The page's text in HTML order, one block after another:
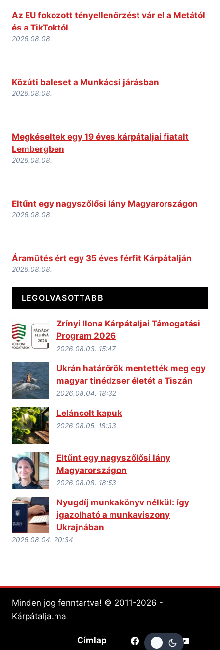
Az EU fokozott tényellenőrzést vár el a Metától
és a TikToktól
2026.08.08.
Közúti baleset a Munkácsi járásban
2026.08.08.
Megkéseltek egy 19 éves kárpátaljai fiatalt
Lembergben
2026.08.08.
Eltűnt egy nagyszőlősi lány Magyarországon
2026.08.08.
Áramütés ért egy 35 éves férfit Kárpátalján
2026.08.08.
LEGOLVASOTTABB
Zrínyi Ilona Kárpátaljai Támogatási
Program 2026
2026.08.03. 15:47
Ukrán határőrök mentették meg egy
magyar tinédzser életét a Tiszán
2026.08.04. 18:32
Leláncolt kapuk
2026.08.05. 18:33
Eltűnt egy nagyszőlősi lány
Magyarországon
2026.08.08. 18:53
Nyugdíj munkakönyv nélkül: így
igazolható a munkaviszony
Ukrajnában
2026.08.04. 20:34
Minden jog fenntartva! © 2011-2026 -
Kárpátalja.ma
Címlap